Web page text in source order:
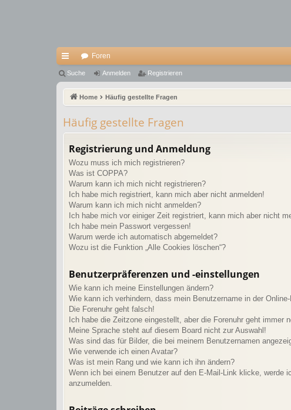
ch
ne
ug
Foren
Suche Anmelden Registrieren
Home Häufig gestellte Fragen
Häufig gestellte Fragen
Registrierung und Anmeldung
Wozu muss ich mich registrieren?
Was ist COPPA?
Warum kann ich mich nicht registrieren?
Ich habe mich registriert, kann mich aber nicht anmelden!
Warum kann ich mich nicht anmelden?
Ich habe mich vor einiger Zeit registriert, kann mich aber nicht
Ich habe mein Passwort vergessen!
Warum werde ich automatisch abgemeldet?
Wozu ist die Funktion „Alle Cookies löschen“?
Benutzerpräferenzen und -einstellungen
Wie kann ich meine Einstellungen ändern?
Wie kann ich verhindern, dass mein Benutzername in der
Die Forenuhr geht falsch!
Ich habe die Zeitzone eingestellt, aber die Forenuhr geht immer
Meine Sprache steht auf diesem Board nicht zur Auswahl!
Was sind das für Bilder, die bei meinem Benutzernamen
Wie verwende ich einen Avatar?
Was ist mein Rang und wie kann ich ihn ändern?
Wenn ich bei einem Benutzer auf den E-Mail-Link klicke, werde
anzumelden.